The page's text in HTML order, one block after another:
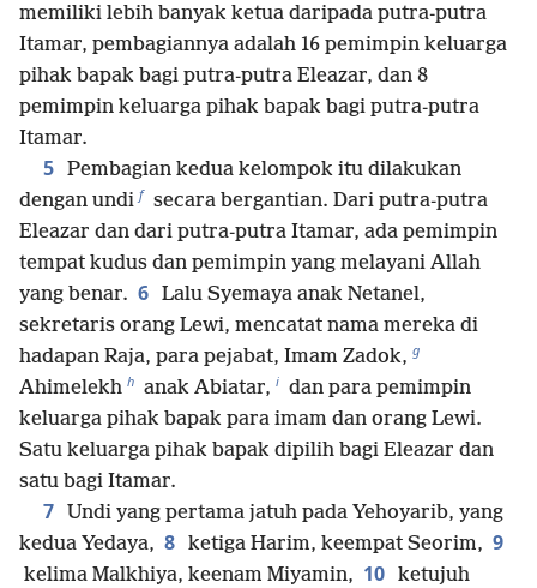
memiliki lebih banyak ketua daripada putra-putra
Itamar, pembagiannya adalah 16 pemimpin keluarga
pihak bapak bagi putra-putra Eleazar, dan 8
pemimpin keluarga pihak bapak bagi putra-putra
Itamar.
5 Pembagian kedua kelompok itu dilakukan
dengan undi f secara bergantian. Dari putra-putra
Eleazar dan dari putra-putra Itamar, ada pemimpin
tempat kudus dan pemimpin yang melayani Allah
yang benar. 6 Lalu Syemaya anak Netanel,
sekretaris orang Lewi, mencatat nama mereka di
hadapan Raja, para pejabat, Imam Zadok, g
Ahimelekh h anak Abiatar, i dan para pemimpin
keluarga pihak bapak para imam dan orang Lewi.
Satu keluarga pihak bapak dipilih bagi Eleazar dan
satu bagi Itamar.
7 Undi yang pertama jatuh pada Yehoyarib, yang
kedua Yedaya, 8 ketiga Harim, keempat Seorim, 9
kelima Malkhiya, keenam Miyamin, 10 ketujuh